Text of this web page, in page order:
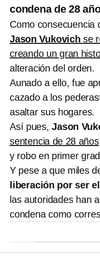
condena de 28
Como consecuencia
Jason Vukovich se
creando un gran
alteración del orden.
Aunado a ello, fue
cazado a los
asaltar sus hogares.
Así pues,Jason
sentencia de 28 años
y robo en primer
Y pese a que miles
liberación por ser
las autoridades han
condena como